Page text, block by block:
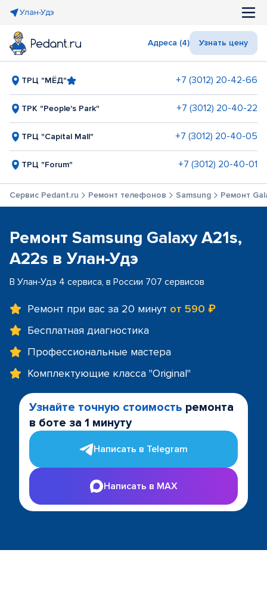
Улан-Удэ
Адреса (4) Узнать цену
ТРЦ "МЁД" +7 (3012) 20-42-66
ТРК "People's Park" +7 (3012) 20-40-22
ТРЦ "Capital Mall" +7 (3012) 20-40-05
ТРЦ "Forum" +7 (3012) 20-40-01
Сервис Pedant.ru Ремонт телефонов Samsung Ремонт
Ремонт Samsung Galaxy A21s,
A22s в Улан-Удэ
В Улан-Удэ 4 сервиса, в России 707 сервисов
Ремонт при вас за 20 минут от 590 ₽
Бесплатная диагностика
Профессиональные мастера
Комплектующие класса "Original"
Узнайте точную стоимость ремонта
в боте за 1 минуту
Написать в Telegram
Написать в MAX